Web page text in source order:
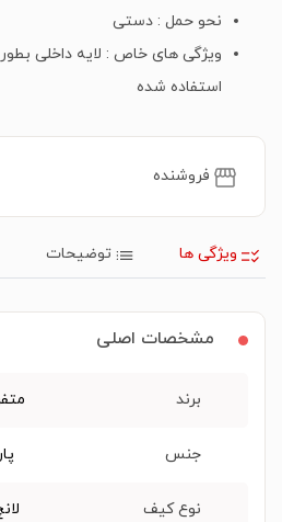
نحو حمل : دستی
ویژگی های خاص : لایه داخلی
استفاده شده
فروشنده
مشخصات اصلی
برند
جنس
نوع کیف